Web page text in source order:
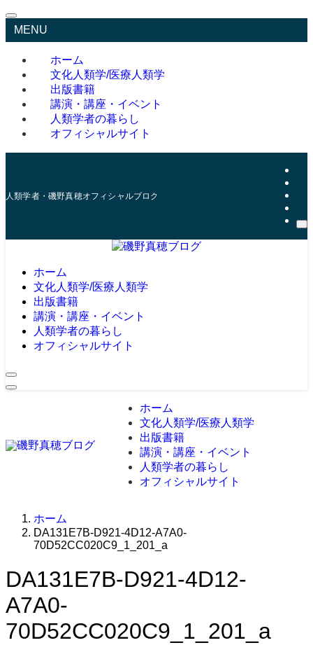
MENU
ホーム
文化人類学/医療人類学
出版書籍
講演・講座・イベント
人類学者の暮らし
オフィシャルサイト
人類学者・磯野真穂オフィシャルブログ
ホーム
文化人類学/医療人類学
出版書籍
講演・講座・イベント
人類学者の暮らし
オフィシャルサイト
ホーム
文化人類学/医療人類学
出版書籍
講演・講座・イベント
人類学者の暮らし
オフィシャルサイト
ホーム
DA131E7B-D921-4D12-A7A0-
70D52CC020C9_1_201_a
DA131E7B-D921-4D12-
A7A0-
70D52CC020C9_1_201_a